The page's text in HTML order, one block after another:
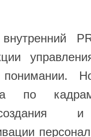
понимании.
по
и